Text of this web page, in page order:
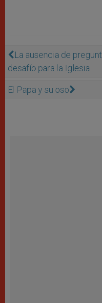
La ausencia de
desafío para la Iglesia
El Papa y su oso